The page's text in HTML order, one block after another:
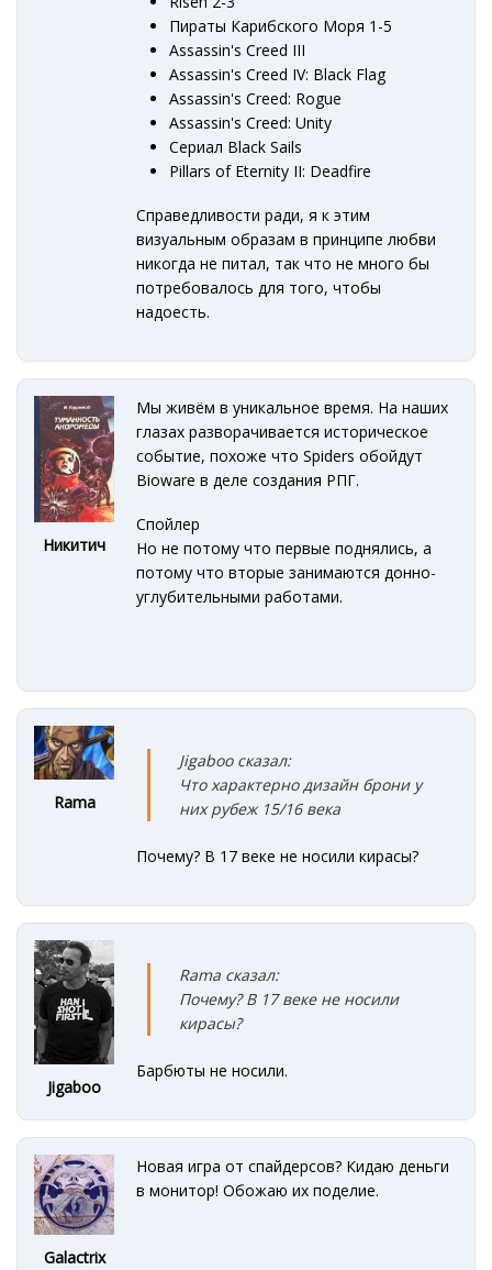
Пираты Карибского Моря 1-5
Assassin's Creed III
Assassin's Creed IV: Black Flag
Assassin's Creed: Rogue
Assassin's Creed: Unity
Сериал Black Sails
Pillars of Eternity II: Deadfire
Справедливости ради, я к этим
визуальным образам в принципе любви
никогда не питал, так что не много бы
потребовалось для того, чтобы
надоесть.
Никитич
Мы живём в уникальное время. На наших
глазах разворачивается историческое
событие, похоже что Spiders обойдут
Bioware в деле создания РПГ.
Спойлер
Но не потому что первые поднялись, а
потому что вторые занимаются донно-
углубительными работами.
Rama
Jigaboo сказал:
Что характерно дизайн брони у
них рубеж 15/16 века
Почему? В 17 веке не носили кирасы?
Jigaboo
Rama сказал:
Почему? В 17 веке не носили
кирасы?
Барбюты не носили.
Galactrix
Новая игра от спайдерсов? Кидаю деньги
в монитор! Обожаю их поделие.